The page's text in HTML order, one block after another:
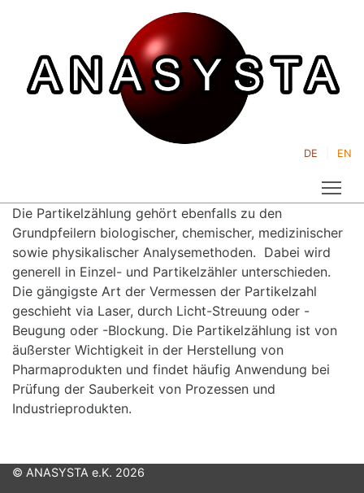
DE EN
Die Partikelzählung gehört ebenfalls zu den
Grundpfeilern biologischer, chemischer, medizinischer
sowie physikalischer Analysemethoden. Dabei wird
generell in Einzel- und Partikelzähler unterschieden.
Die gängigste Art der Vermessen der Partikelzahl
geschieht via Laser, durch Licht-Streuung oder -
Beugung oder -Blockung. Die Partikelzählung ist von
äußerster Wichtigkeit in der Herstellung von
Pharmaprodukten und findet häufig Anwendung bei
Prüfung der Sauberkeit von Prozessen und
Industrieprodukten.
© ANASYSTA e.K. 2026